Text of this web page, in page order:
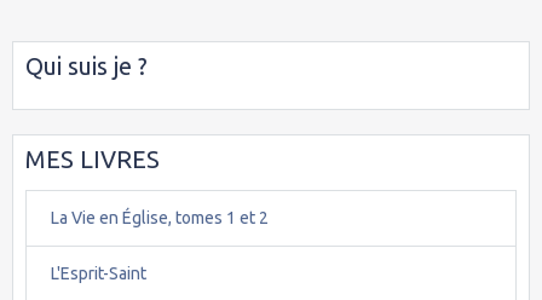
Qui suis je ?
MES LIVRES
La Vie en Église, tomes 1 et 2
L'Esprit-Saint